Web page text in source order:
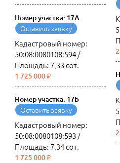
Номер участка: 17А
Оставить заявку
Кадастровый номер:
50:08:0080108:594 /
Площадь: 7,33 сот.
1 725 000 ₽
Номер участка: 17Б
Оставить заявку
Кадастровый номер:
50:08:0080108:593 /
Площадь: 7,34 сот.
1 725 000 ₽